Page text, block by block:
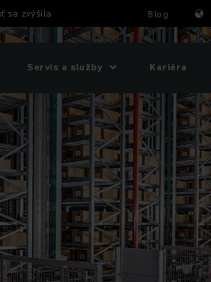
sa zvýšila Blog
Servis a služby Kariéra